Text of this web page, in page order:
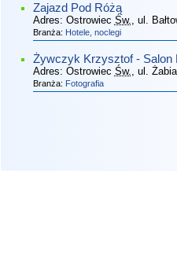
Zajazd Pod Różą
Adres: Ostrowiec Św. , ul.
Branża: Hotele, noclegi
Żywczyk Krzysztof - Salon
Adres: Ostrowiec Św. , ul.
Branża: Fotografia